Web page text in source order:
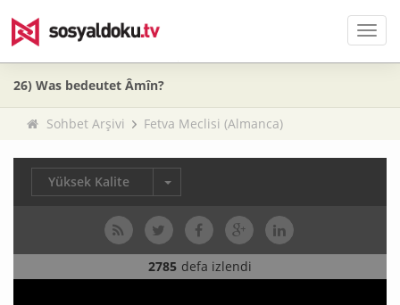
Menü
26) Was bedeutet Âmîn?
Sohbet Arşivi Fetva Meclisi (Almanca)
Yüksek Kalite
2785 defa izlendi